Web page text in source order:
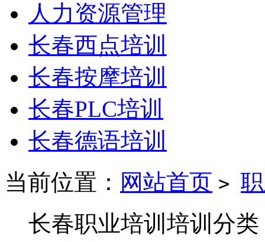
人力资源管理
长春西点培训
长春按摩培训
长春PLC培训
长春德语培训
当前位置： 网站首页 >
长春职业培训培训分类